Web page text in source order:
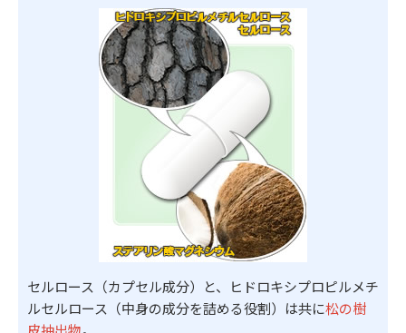
セルロース（カプセル成分）と、ヒドロキシプロピルメチ
ルセルロース（中身の成分を詰める役割）は共に松の樹